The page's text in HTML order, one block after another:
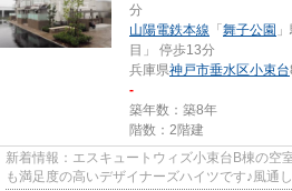
分
山陽電鉄本線 「 舞子公園
目」 停歩13分
兵庫県神戸市垂水区小束台
-
築年数：築8年
階数：2階建
新着情報：エスキュートウィズ小束台B棟の空
も満足度の高いデザイナーズハイツです♪風通